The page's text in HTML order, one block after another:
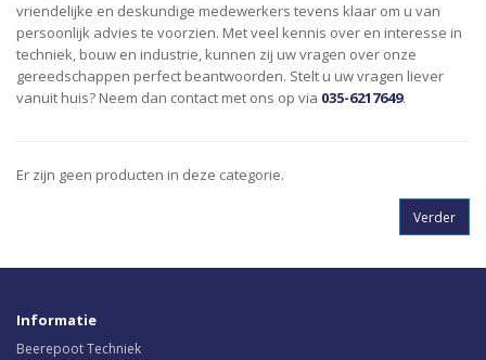
vriendelijke en deskundige medewerkers tevens klaar om u van
persoonlijk advies te voorzien. Met veel kennis over en interesse in
techniek, bouw en industrie, kunnen zij uw vragen over onze
gereedschappen perfect beantwoorden. Stelt u uw vragen liever
vanuit huis? Neem dan contact met ons op via 035-6217649.
Er zijn geen producten in deze categorie.
Verder
Informatie
Beerepoot Techniek